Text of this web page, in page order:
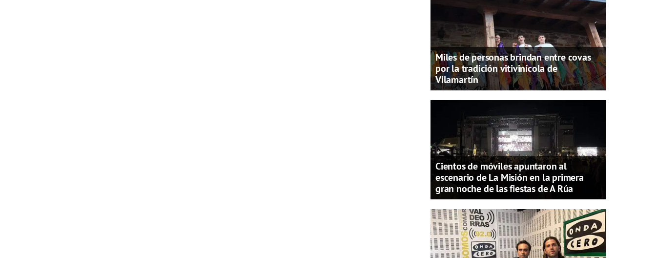
Miles de personas brindan entre covas
por la tradición vitivinícola de
Vilamartín
Cientos de móviles apuntaron al
escenario de La Misión en la primera
gran noche de las fiestas de A Rúa